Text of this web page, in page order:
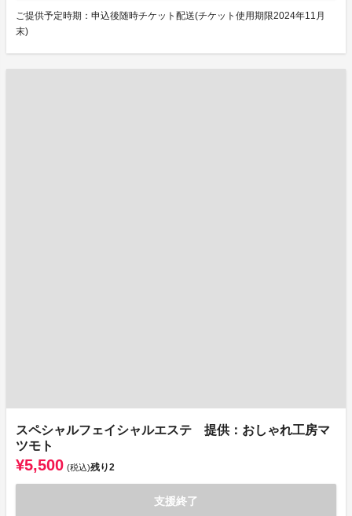
ご提供予定時期：申込後随時チケット配送(チケット使用期限2024年11月
末)
スペシャルフェイシャルエステ 提供：おしゃれ工房マ
ツモト
¥5,500 (税込)残り2
支援終了